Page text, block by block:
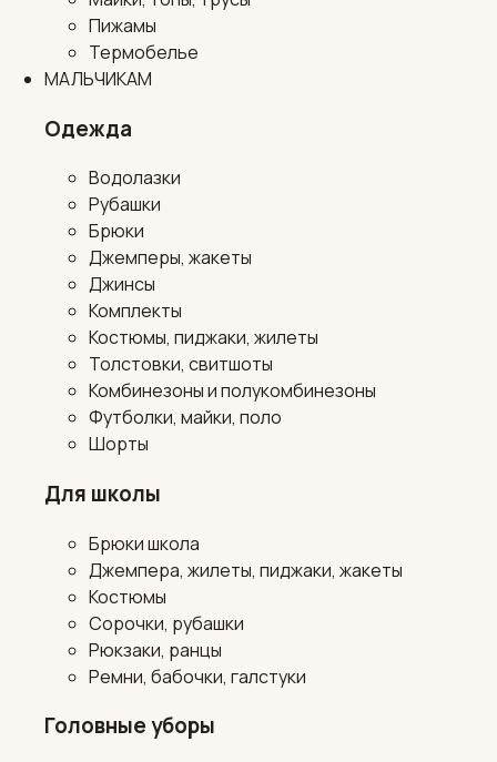
Пижамы
Термобелье
МАЛЬЧИКАМ
Одежда
Водолазки
Рубашки
Брюки
Джемперы, жакеты
Джинсы
Комплекты
Костюмы, пиджаки, жилеты
Толстовки, свитшоты
Комбинезоны и полукомбинезоны
Футболки, майки, поло
Шорты
Для школы
Брюки школа
Джемпера, жилеты, пиджаки, жакеты
Костюмы
Сорочки, рубашки
Рюкзаки, ранцы
Ремни, бабочки, галстуки
Головные уборы